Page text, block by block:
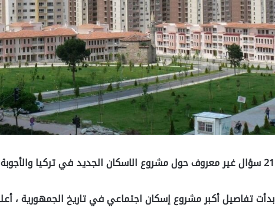
21 سؤال غير معروف حول مشروع الاسكان الجديد في تركيا والأجوبة الشافية لها
بدأت تفاصيل أكبر مشروع إسكان اجتماعي في تاريخ الجمهورية ،